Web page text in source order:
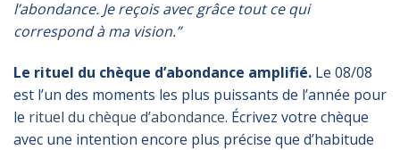
l’abondance. Je reçois avec grâce tout ce qui
correspond à ma vision.”
Le rituel du chèque d’abondance amplifié. Le 08/08
est l’un des moments les plus puissants de l’année pour
le rituel du chèque d’abondance. Écrivez votre chèque
avec une intention encore plus précise que d’habitude